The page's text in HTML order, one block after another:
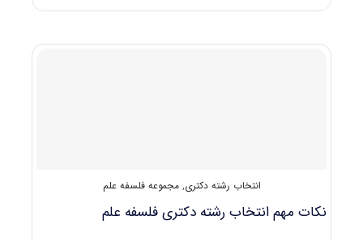
آزمون
انتخاب رشته دکتری,مجموعه فلسفه علم
نکات مهم انتخاب رشته دکتری فلسفه علم